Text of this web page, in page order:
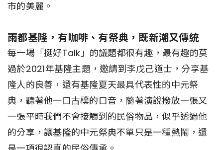
市的美麗。
雨都基隆，有咖啡、有祭典，既新潮又傳統
每一場「挺好Talk」的議題都很有趣，最有趣的莫
過於2021年基隆主題，邀請到李戊己道士，分享基
隆人的良善，還有基隆夏天最具代表性的中元祭
典，聽著他一口古樸的口音，隨著演說撥放一張又
一張平時我們不會接觸到的民俗物品，似乎透過他
的分享，讓基隆的中元祭典不單只是一種熱鬧，還